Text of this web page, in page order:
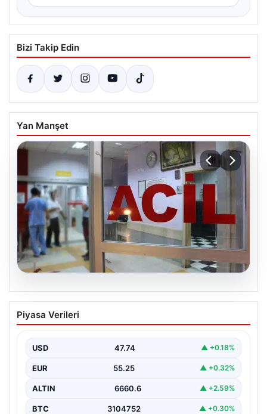
Bizi Takip Edin
Yan Manşet
Ambulans ile otomobil çarpıştı: 3’ü
sağlık çalışanı 5 yaralı
Piyasa Verileri
USD 47.74 ▲ +0.18%
EUR 55.25 ▲ +0.32%
ALTIN 6660.6 ▲ +2.59%
BTC 3104752 ▲ +0.30%